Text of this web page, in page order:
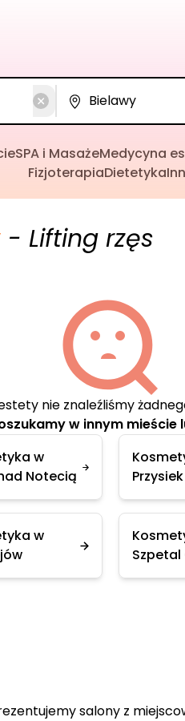
SPA i MasażeMedycyna
FizjoterapiaDietetyka
- Lifting rzęs
nie znaleźliśmy
w innym mieście
w
Notecią
Przysiek
w
Szpetal
salony z